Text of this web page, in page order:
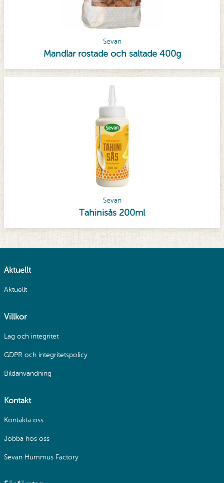
Sevan
Mandlar rostade och saltade 400g
Sevan
Tahinisås 200ml
Aktuellt
Aktuellt
Villkor
Lag och integritet
GDPR och integritetspolicy
Bildanvändning
Kontakt
Kontakta oss
Jobba hos oss
Sevan Hummus Factory